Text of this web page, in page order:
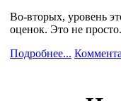
Во-вторых, уровень
оценок. Это не
Подробнее...